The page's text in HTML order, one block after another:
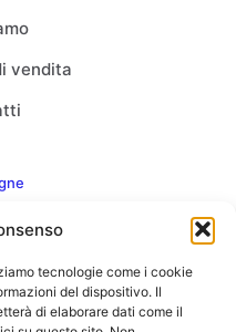
tecnologie come i cookie
del dispositivo. Il
di elaborare dati come il
vendita